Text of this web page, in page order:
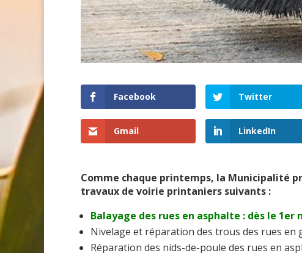
Facebook Twitter
Gmail LinkedIn
Comme chaque printemps, la Municipalité
travaux de voirie printaniers suivants :
Balayage des rues en asphalte : dès le 1er
Nivelage et réparation des trous des rues en
Réparation des nids-de-poule des rues en